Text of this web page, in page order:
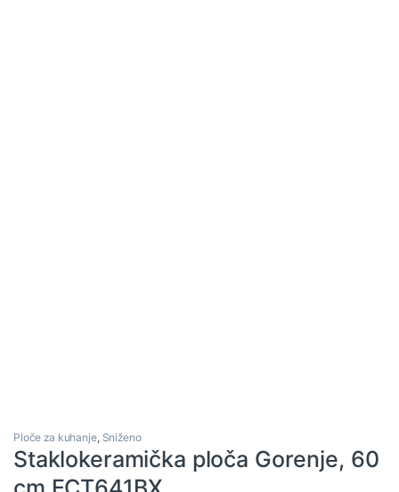
Ploče za kuhanje, Sniženo
Staklokeramička ploča Gorenje, 60